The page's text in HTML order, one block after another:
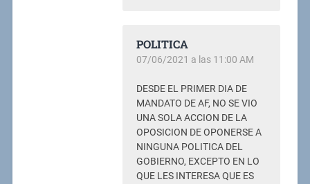
POLITICA
07/06/2021 a las 11:00 AM
DESDE EL PRIMER DIA DE
MANDATO DE AF, NO SE VIO
UNA SOLA ACCION DE LA
OPOSICION DE OPONERSE A
NINGUNA POLITICA DEL
GOBIERNO, EXCEPTO EN LO
QUE LES INTERESA QUE ES